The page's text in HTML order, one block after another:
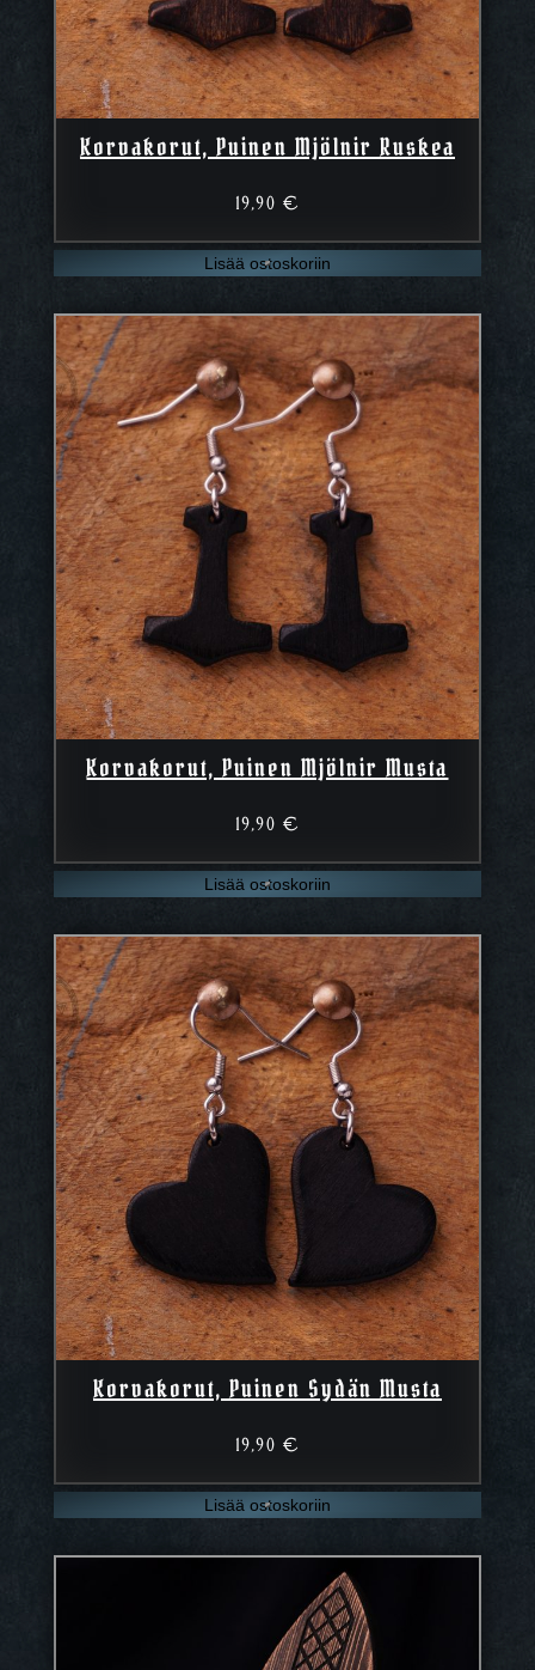
Korvakorut, Puinen Mjölnir Ruskea
19,90 €
Lisää ostoskoriin
Korvakorut, Puinen Mjölnir Musta
19,90 €
Lisää ostoskoriin
Korvakorut, Puinen Sydän Musta
19,90 €
Lisää ostoskoriin